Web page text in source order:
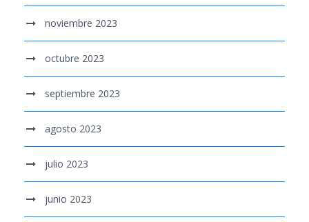
noviembre 2023
octubre 2023
septiembre 2023
agosto 2023
julio 2023
junio 2023